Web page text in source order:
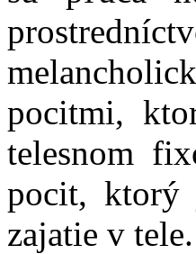
pocitmi,
telesnom
pocit, ktorý
zajatie v tele.